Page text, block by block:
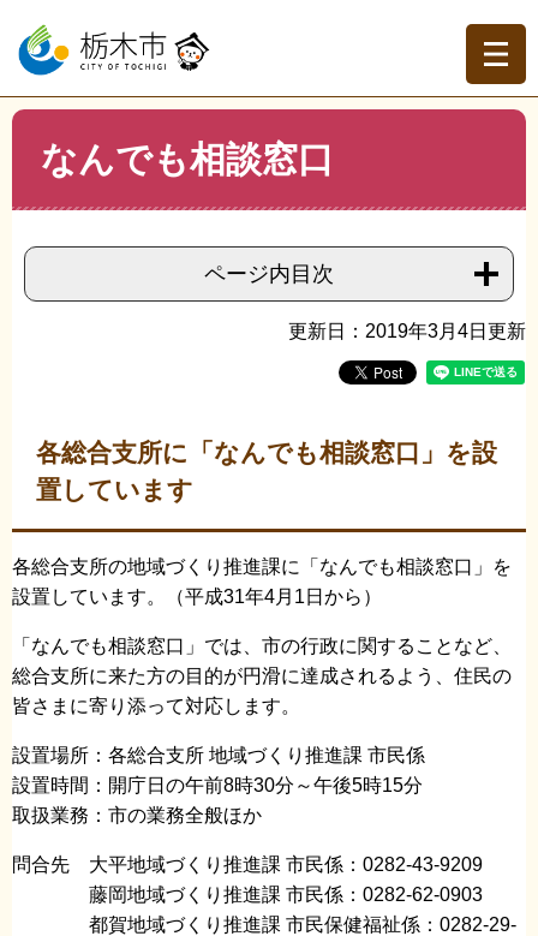
ー
の
先
ニ
ー
を
トップページ > 組織でさがす >総務課
なんでも相談窓口
ページ内目次
更新日：2019年3月4日更新
各総合支所に「なんでも相談窓口」を設
置しています
各総合支所の地域づくり推進課に「なんでも相談窓口」を
設置しています。（平成31年4月1日から）
「なんでも相談窓口」では、市の行政に関することなど、
総合支所に来た方の目的が円滑に達成されるよう、住民の
皆さまに寄り添って対応します。
設置場所：各総合支所 地域づくり推進課 市民係
設置時間：開庁日の午前8時30分～午後5時15分
取扱業務：市の業務全般ほか
問合先 大平地域づくり推進課 市民係：0282-43-9209
藤岡地域づくり推進課 市民係：0282-62-0903
都賀地域づくり推進課 市民保健福祉係：0282-29-